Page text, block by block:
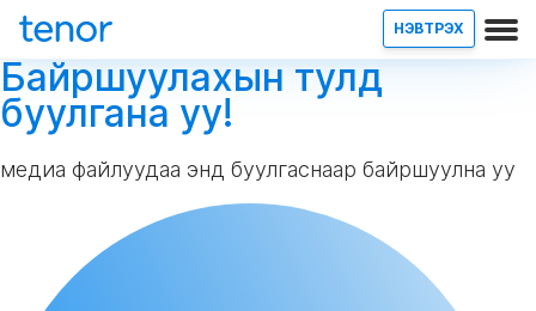
НЭВТРЭХ
Байршуулахын тулд
буулгана уу!
медиа файлуудаа энд буулгаснаар байршуулна уу